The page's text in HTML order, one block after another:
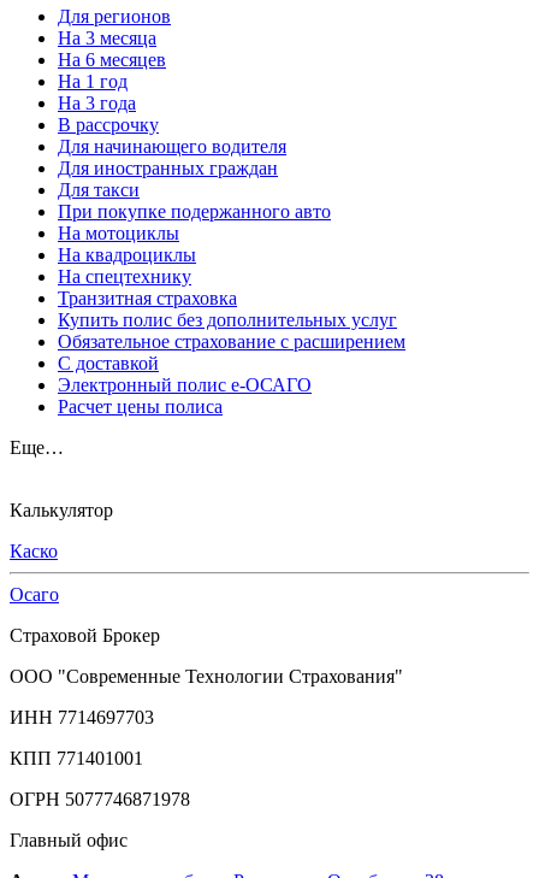
Для регионов
На 3 месяца
На 6 месяцев
На 1 год
На 3 года
В рассрочку
Для начинающего водителя
Для иностранных граждан
Для такси
При покупке подержанного авто
На мотоциклы
На квадроциклы
На спецтехнику
Транзитная страховка
Купить полис без дополнительных услуг
Обязательное страхование с расширением
С доставкой
Электронный полис е-ОСАГО
Расчет цены полиса
Еще…
Калькулятор
Каско
Осаго
Страховой Брокер
ООО "Современные Технологии Страхования"
ИНН 7714697703
КПП 771401001
ОГРН 5077746871978
Главный офис